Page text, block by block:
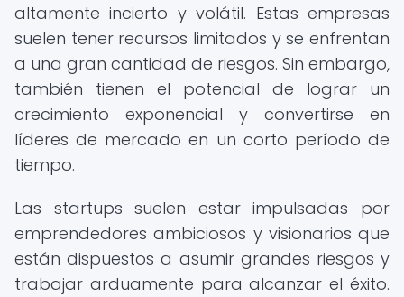
altamente incierto y volátil. Estas empresas
suelen tener recursos limitados y se enfrentan
a una gran cantidad de riesgos. Sin embargo,
también tienen el potencial de lograr un
crecimiento exponencial y convertirse en
líderes de mercado en un corto período de
tiempo.
Las startups suelen estar impulsadas por
emprendedores ambiciosos y visionarios que
están dispuestos a asumir grandes riesgos y
trabajar arduamente para alcanzar el éxito.